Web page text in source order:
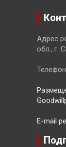
Адрес
обл., г.
E-mail